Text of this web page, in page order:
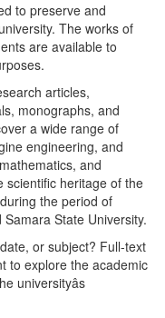
to preserve and
The works of
are available to
articles,
monographs, and
a wide range of
engineering, and
and
scientific heritage of the
the period of
State University.
or subject? Full-text
to explore the academic
universityâs